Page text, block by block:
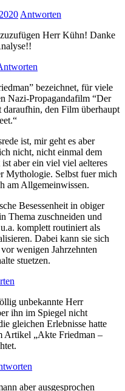
Antworten
Herr Kühn! Danke
bezeichnet, für viele
Nazi-Propagandafilm “Der
daraufhin, den Film überhaupt
ist, mir geht es aber
nicht, nicht einmal dem
aber ein viel viel aelteres
Mythologie. Selbst fuer mich
am Allgemeinwissen.
Besessenheit in obiger
Thema zuschneiden und
komplett routiniert als
Dabei kann sie sich
wenigen Jahrzehnten
stuetzen.
unbekannte Herr
ihn im Spiegel nicht
gleichen Erlebnisse hatte
Artikel „Akte Friedman –
aber ausgesprochen